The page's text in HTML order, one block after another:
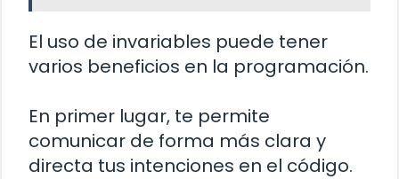
El uso de invariables puede tener
varios beneficios en la programación.
En primer lugar, te permite
comunicar de forma más clara y
directa tus intenciones en el código.